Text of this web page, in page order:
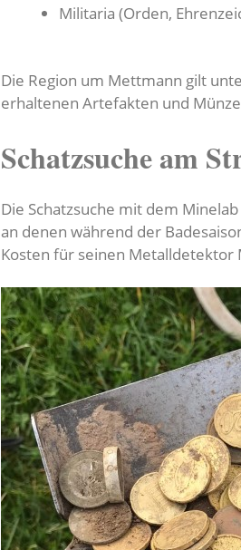
Militaria (Orden,
Die Region um Mettmann gilt
erhaltenen Artefakten und
Schatzsuche am
Die Schatzsuche mit dem
an denen während der
Kosten für seinen Metalldetektor